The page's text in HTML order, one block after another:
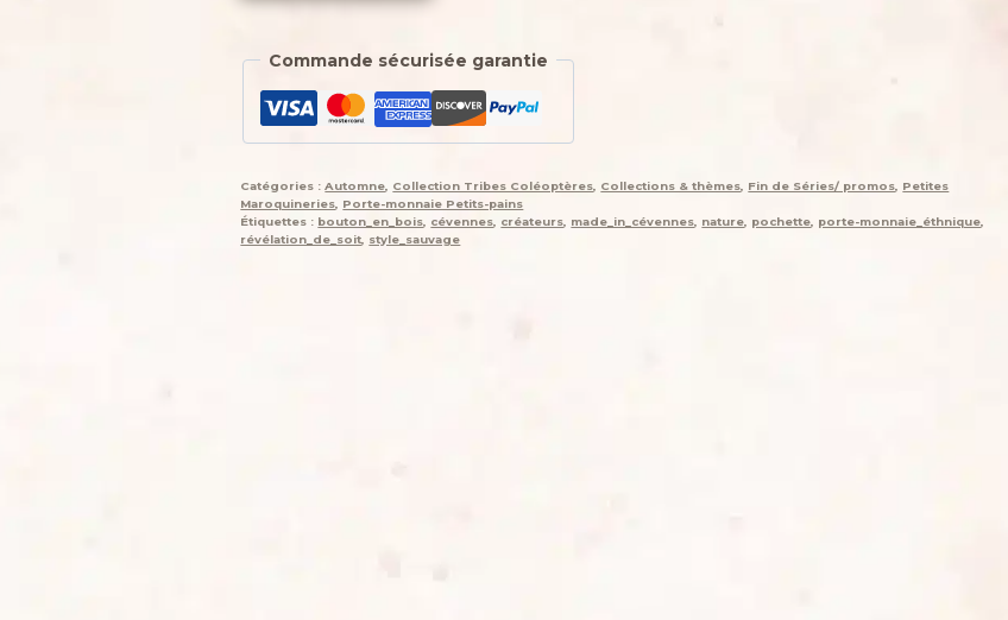
"Petit
pain",
"Tribes
coléoptères",
,
coton
fausse
Commande sécurisée garantie
Catégories :Automne Collection Tribes Coléoptères Collections & thèmes Fin de Séries/ promos
Petites
Maroquineries
Porte-monnaie Petits-pains
Étiquettes : bouton_en_bois cévennes créateurs made_in_cévennes nature pochette porte-monnaie_éthnique
révélation_de_soit
style_sauvage